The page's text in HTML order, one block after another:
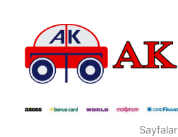
Sayfalar